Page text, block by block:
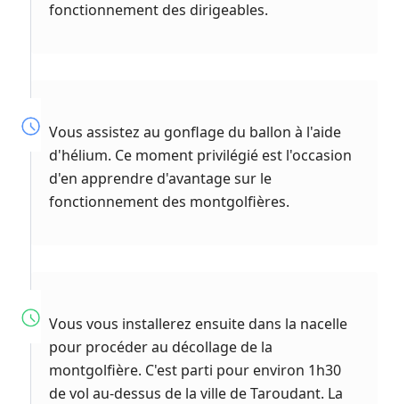
fonctionnement des dirigeables.
Vous assistez au gonflage du ballon à l'aide
d'hélium. Ce moment privilégié est l'occasion
d'en apprendre d'avantage sur le
fonctionnement des montgolfières.
Vous vous installerez ensuite dans la nacelle
pour procéder au décollage de la
montgolfière. C'est parti pour environ 1h30
de vol au-dessus de la ville de Taroudant. La